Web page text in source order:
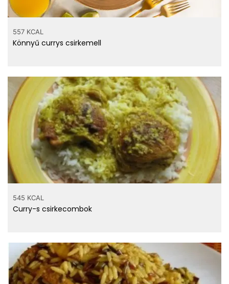
557 KCAL
Könnyű currys csirkemell
545 KCAL
Curry-s csirkecombok